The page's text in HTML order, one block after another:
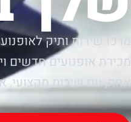
מרכז שירות ותיק
מכירת אופנועים חדשים
אחת, עם שירות מקצועי,